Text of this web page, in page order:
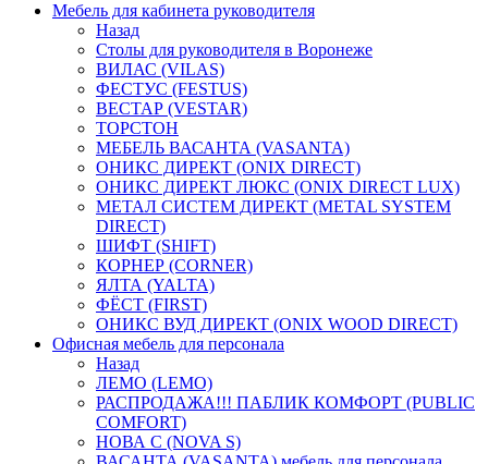
Мебель для кабинета руководителя
Назад
Столы для руководителя в Воронеже
ВИЛАС (VILAS)
ФЕСТУС (FESTUS)
ВЕСТАР (VESTAR)
ТОРСТОН
МЕБЕЛЬ ВАСАНТА (VASANTA)
ОНИКС ДИРЕКТ (ONIX DIRECT)
ОНИКС ДИРЕКТ ЛЮКС (ONIX DIRECT LUX)
МЕТАЛ СИСТЕМ ДИРЕКТ (METAL SYSTEM
DIRECT)
ШИФТ (SHIFT)
КОРНЕР (CORNER)
ЯЛТА (YALTA)
ФЁСТ (FIRST)
ОНИКС ВУД ДИРЕКТ (ONIX WOOD DIRECT)
Офисная мебель для персонала
Назад
ЛЕМО (LEMO)
РАСПРОДАЖА!!! ПАБЛИК КОМФОРТ (PUBLIC
COMFORT)
НОВА С (NOVA S)